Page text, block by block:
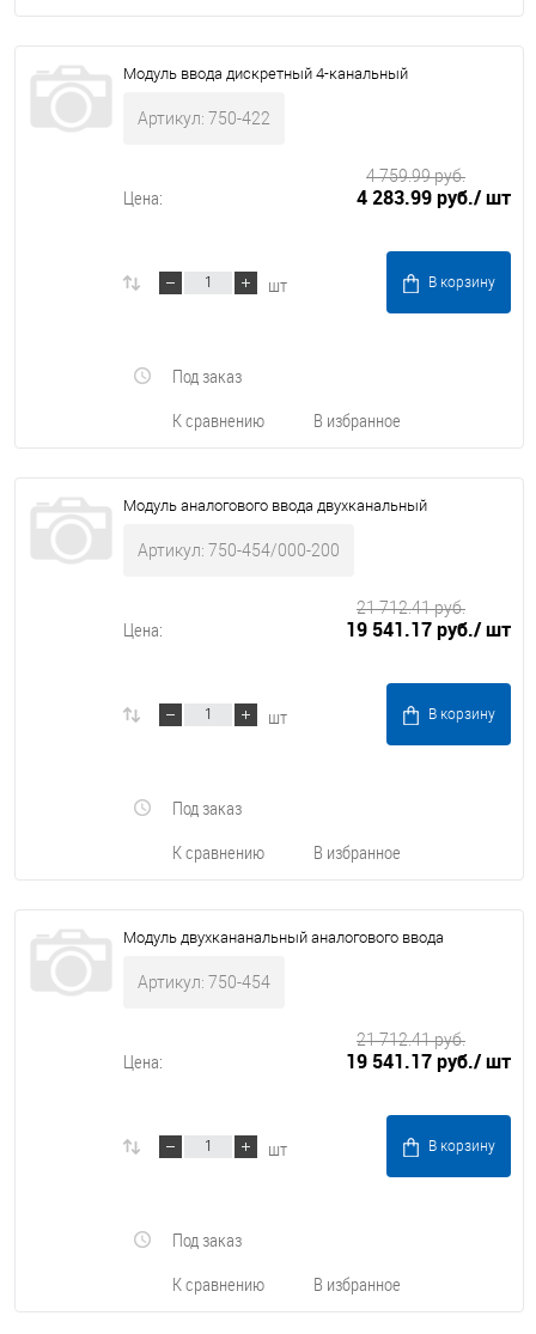
Модуль ввода дискретный 4-канальный
Артикул: 750-422
Цена: 4 283.99 руб./ шт
4 759.99 руб.
шт В корзину
К сравнению В избранное
Под заказ
Модуль аналогового ввода двухканальный
Артикул: 750-454/000-200
Цена: 19 541.17 руб./ шт
21 712.41 руб.
шт В корзину
К сравнению В избранное
Под заказ
Модуль двухкананальный аналогового ввода
Артикул: 750-454
Цена: 19 541.17 руб./ шт
21 712.41 руб.
шт В корзину
К сравнению В избранное
Под заказ